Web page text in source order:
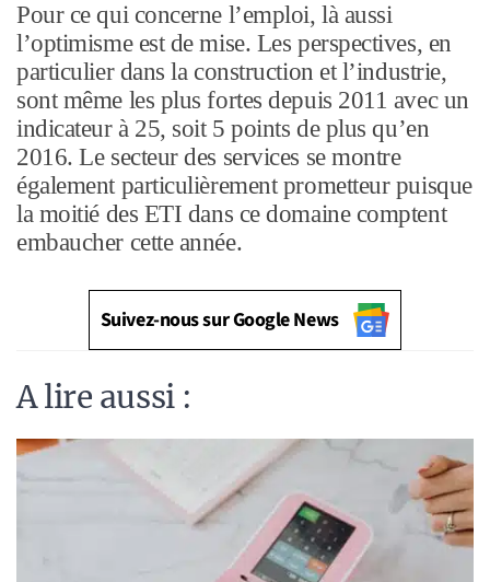
Pour ce qui concerne l’emploi, là aussi
l’optimisme est de mise. Les perspectives, en
particulier dans la construction et l’industrie,
sont même les plus fortes depuis 2011 avec un
indicateur à 25, soit 5 points de plus qu’en
2016. Le secteur des services se montre
également particulièrement prometteur puisque
la moitié des ETI dans ce domaine comptent
embaucher cette année.
Suivez-nous sur Google News
A lire aussi :